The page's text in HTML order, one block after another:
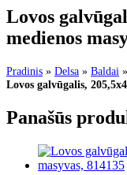
Lovos
medienos
Pradinis » Delsa » Baldai »
Lovos galvūgalis,
Panašūs